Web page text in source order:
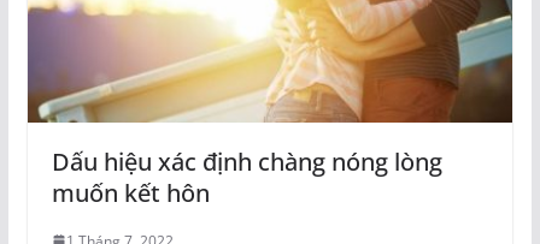
Dấu hiệu xác định chàng nóng lòng
muốn kết hôn